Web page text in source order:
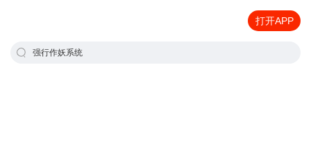
打开APP
强行作妖系统